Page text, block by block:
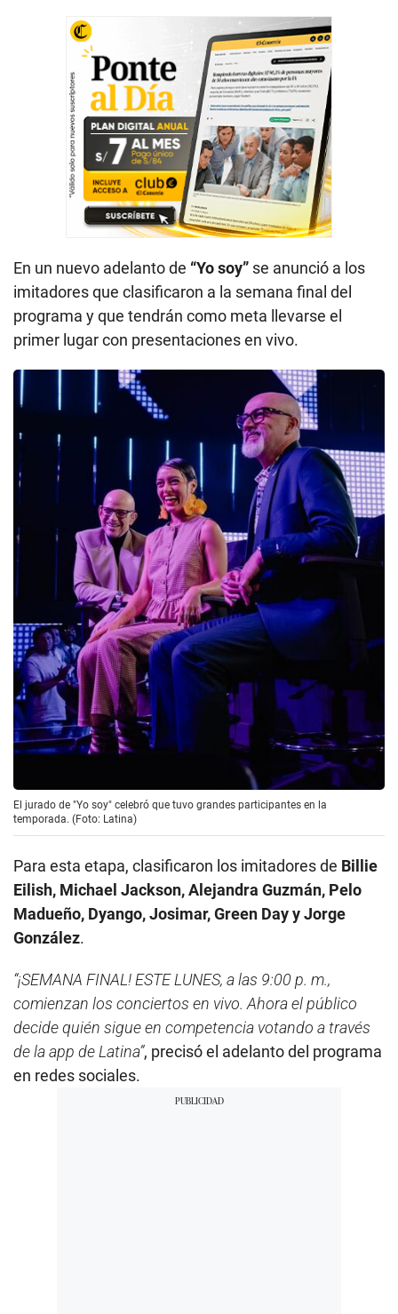
En un nuevo adelanto de “Yo soy” se anunció a los
imitadores que clasificaron a la semana final del
programa y que tendrán como meta llevarse el
primer lugar con presentaciones en vivo.
El jurado de "Yo soy" celebró que tuvo grandes participantes en la
temporada. (Foto: Latina)
Para esta etapa, clasificaron los imitadores de Billie
Eilish, Michael Jackson, Alejandra Guzmán, Pelo
Madueño, Dyango, Josimar, Green Day y Jorge
González.
“¡SEMANA FINAL! ESTE LUNES, a las 9:00 p. m.,
comienzan los conciertos en vivo. Ahora el público
decide quién sigue en competencia votando a través
de la app de Latina”, precisó el adelanto del programa
en redes sociales.